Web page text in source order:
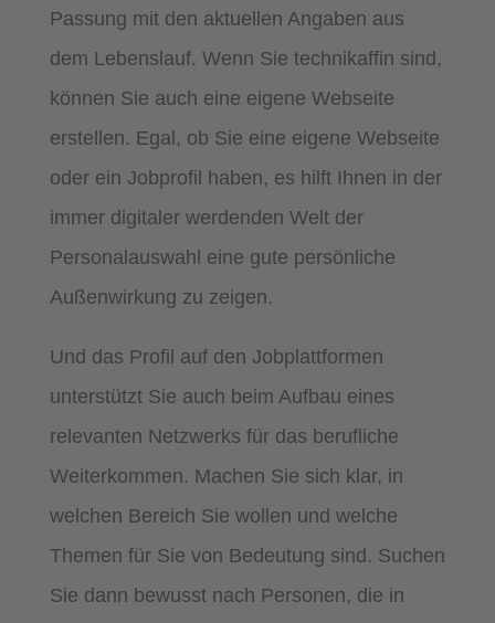
Passung mit den aktuellen Angaben aus
dem Lebenslauf. Wenn Sie technikaffin sind,
können Sie auch eine eigene Webseite
erstellen. Egal, ob Sie eine eigene Webseite
oder ein Jobprofil haben, es hilft Ihnen in der
immer digitaler werdenden Welt der
Personalauswahl eine gute persönliche
Außenwirkung zu zeigen.
Und das Profil auf den Jobplattformen
unterstützt Sie auch beim Aufbau eines
relevanten Netzwerks für das berufliche
Weiterkommen. Machen Sie sich klar, in
welchen Bereich Sie wollen und welche
Themen für Sie von Bedeutung sind. Suchen
Sie dann bewusst nach Personen, die in